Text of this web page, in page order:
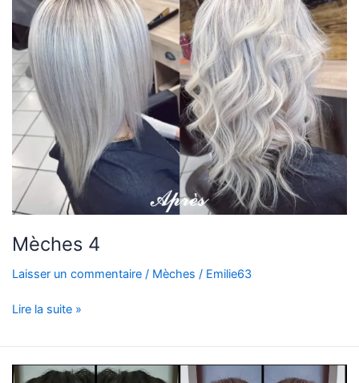
Mèches 4
Laisser un commentaire / Mèches / Emilie63
Lire la suite »
Mèches